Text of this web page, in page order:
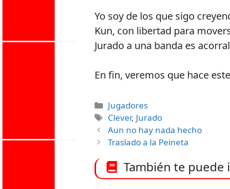
Yo soy de los que sigo
Kun, con libertad para
Jurado a una banda es
En fin, veremos que hace
Categorías
Jugadores
Etiquetas
Clever, Jurado
Aun no hay nada hecho
Traslado a la Peineta
También te puede